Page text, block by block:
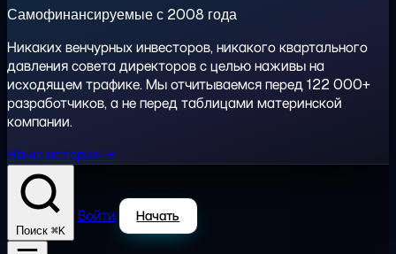
Самофинансируемые с 2008 года
Никаких венчурных инвесторов, никакого квартального
давления совета директоров с целью наживы на
исходящем трафике. Мы отчитываемся перед 122 000+
разработчиков, а не перед таблицами материнской
компании.
Наша история →
Поиск ⌘K
Войти Начать